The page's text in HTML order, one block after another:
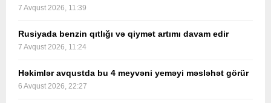
7 Avqust 2026, 11:39
Rusiyada benzin qıtlığı və qiymət artımı davam edir
7 Avqust 2026, 11:24
Həkimlər avqustda bu 4 meyvəni yeməyi məsləhət görür
6 Avqust 2026, 22:27